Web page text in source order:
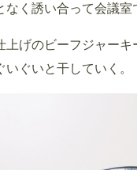
く誘い合って会議
上げのビーフジャー
ぐいと干していく。